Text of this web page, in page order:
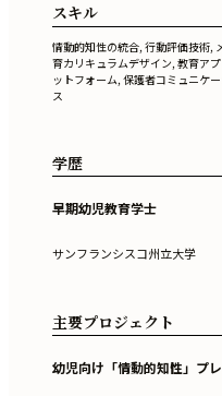
スキル
情動的知性の統合, 行動評価技術,
育カリキュラムデザイン, 教育ア
ットフォーム, 保護者コミュニケ
ス
学歴
早期幼児教育学士
サンフランシスコ州立大学
主要プロジェクト
幼児向け「情動的知性」プ